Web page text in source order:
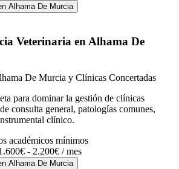
Alhama De Murcia
Veterinaria en Alhama De
De Murcia y Clínicas Concertadas
para dominar la gestión de clínicas
consulta general, patologías comunes,
clínico.
académicos mínimos
- 2.200€ / mes
Alhama De Murcia